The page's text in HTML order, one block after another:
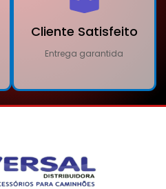
Cliente Satisfeito
Entrega garantida